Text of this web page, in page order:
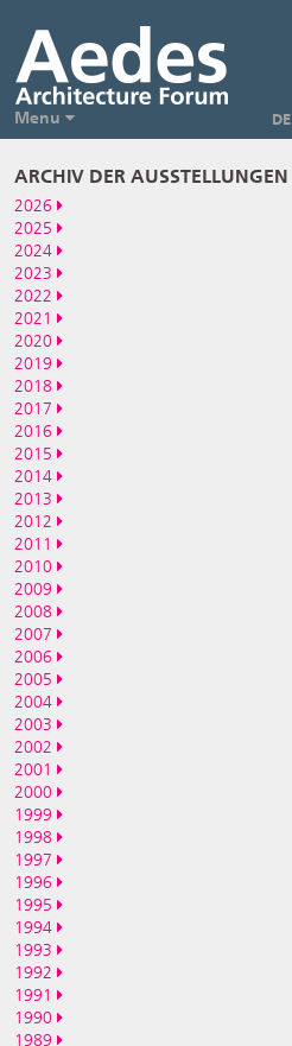
DE
Menu
ARCHIV DER AUSSTELLUNGEN
2026
2025
2024
2023
2022
2021
2020
2019
2018
2017
2016
2015
2014
2013
2012
2011
2010
2009
2008
2007
2006
2005
2004
2003
2002
2001
2000
1999
1998
1997
1996
1995
1994
1993
1992
1991
1990
1989